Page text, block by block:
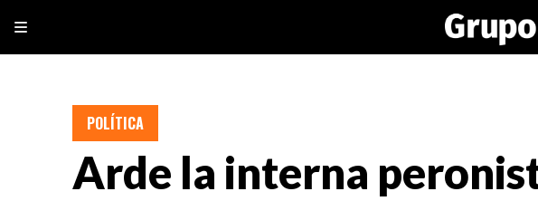
Arde la interna
POLÍTICA